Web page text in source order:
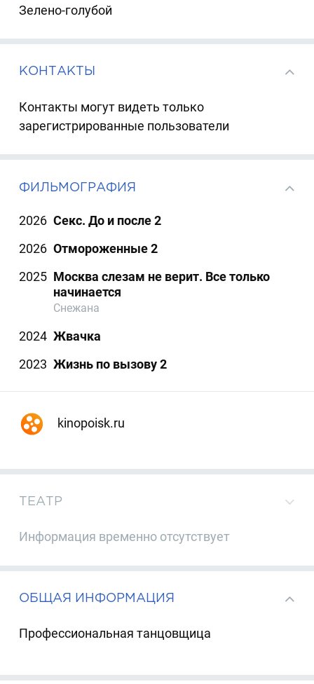
Зелено-голубой
КОНТАКТЫ
Контакты могут видеть только
зарегистрированные пользователи
ФИЛЬМОГРАФИЯ
2026 Секс. До и после 2
2026 Отмороженные 2
2025 Москва слезам не верит. Все только
начинается
Снежана
2024 Жвачка
2023 Жизнь по вызову 2
kinopoisk.ru
ТЕАТР
Информация временно отсутствует
ОБЩАЯ ИНФОРМАЦИЯ
Профессиональная танцовщица